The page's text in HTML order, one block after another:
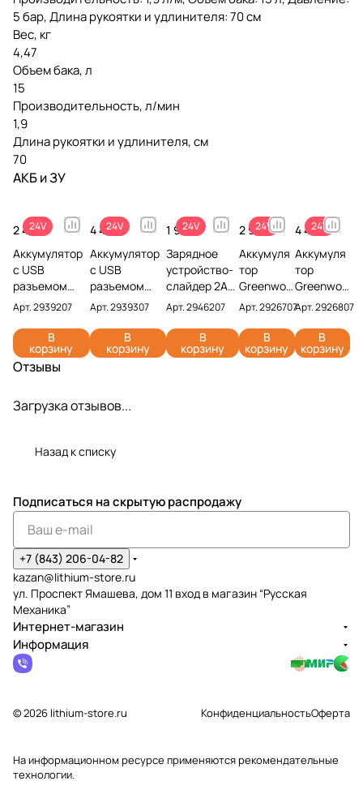
5 бар, Длина рукоятки и удлинителя: 70 см
Вес, кг
4,47
Объем бака, л
15
Производительность, л/мин
1,9
Длина рукоятки и удлинителя, см
70
АКБ и ЗУ
24V
2 490 ₽
Аккумулятор
с USB
разъемом
Greenworks
G24USB2 24V
2939207 (2
Ач)
Арт.2939207
В
корзину
24V
4 490 ₽
Аккумулятор
с USB
разъемом
Greenworks
G24USB4 24V
2939307 (4
Ач)
Арт.2939307
В
корзину
24V
1 990 ₽
Зарядное
устройство-
слайдер 2А
Greenworks
G24UC2 24V
2946207
Арт.2946207
В
корзину
24V
2 990 ₽
Аккумуля
тор
Greenwor
ks G24B2
24V
2926707
(2 Ач)
Арт.2926707
В
корзину
24V
4 491 ₽
Аккумуля
тор
Greenwor
ks G24B4
24V
2926807
(4 Ач)
Арт.2926807
В
корзину
Отзывы
Загрузка отзывов...
Назад к списку
Подписаться на скрытую распродажу
+7 (843) 206-04-82
kazan@lithium-store.ru
ул. Проспект Ямашева, дом 11 вход в магазин “Русская
Механика”
Интернет-магазин
Информация
© 2026 lithium-store.ru КонфиденциальностьОферта
На информационном ресурсе применяютсярекомендательные
технологии.